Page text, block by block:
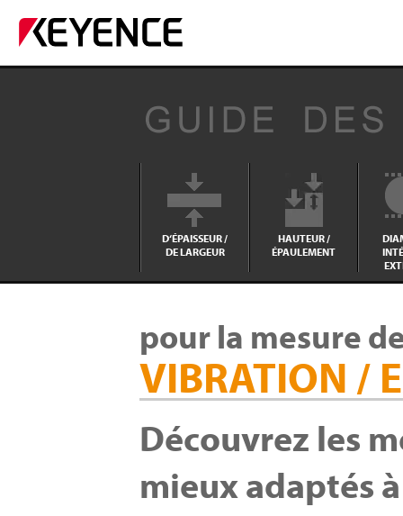
D‘ÉPAISSEUR /
DE LARGEUR
HAUTEUR /
ÉPAULEMENT
pour la mesure
VIBRATION /
Découvrez les
mieux adaptés